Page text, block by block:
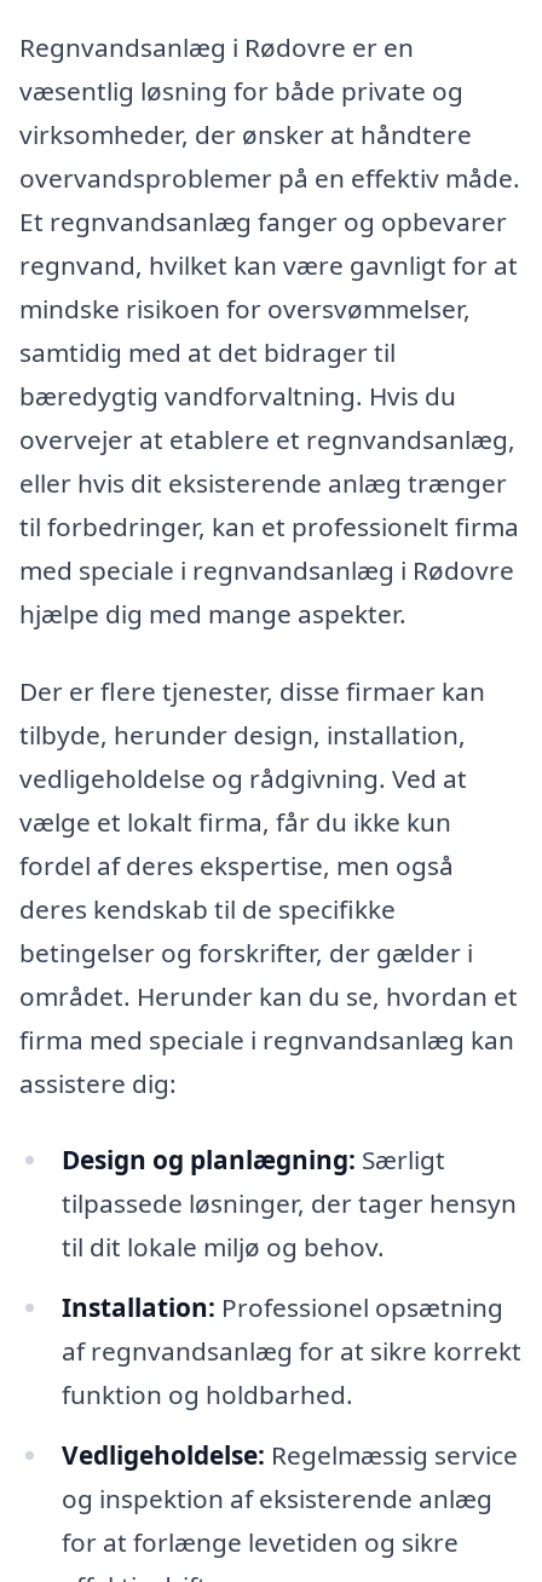
Regnvandsanlæg i Rødovre er en
væsentlig løsning for både private og
virksomheder, der ønsker at håndtere
overvandsproblemer på en effektiv måde.
Et regnvandsanlæg fanger og opbevarer
regnvand, hvilket kan være gavnligt for at
mindske risikoen for oversvømmelser,
samtidig med at det bidrager til
bæredygtig vandforvaltning. Hvis du
overvejer at etablere et regnvandsanlæg,
eller hvis dit eksisterende anlæg trænger
til forbedringer, kan et professionelt firma
med speciale i regnvandsanlæg i Rødovre
hjælpe dig med mange aspekter.
Der er flere tjenester, disse firmaer kan
tilbyde, herunder design, installation,
vedligeholdelse og rådgivning. Ved at
vælge et lokalt firma, får du ikke kun
fordel af deres ekspertise, men også
deres kendskab til de specifikke
betingelser og forskrifter, der gælder i
området. Herunder kan du se, hvordan et
firma med speciale i regnvandsanlæg kan
assistere dig:
Design og planlægning: Særligt
tilpassede løsninger, der tager hensyn
til dit lokale miljø og behov.
Installation: Professionel opsætning
af regnvandsanlæg for at sikre korrekt
funktion og holdbarhed.
Vedligeholdelse: Regelmæssig service
og inspektion af eksisterende anlæg
for at forlænge levetiden og sikre